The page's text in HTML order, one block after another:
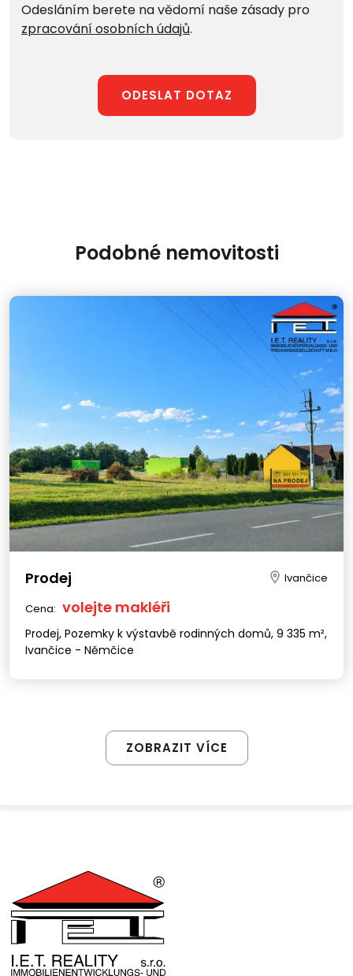
Odesláním berete na vědomí naše zásady pro
zpracování osobních údajů.
ODESLAT DOTAZ
Podobné nemovitosti
Prodej Ivančice
Cena: volejte makléři
Prodej, Pozemky k výstavbě rodinných domů, 9 335 m²,
Ivančice - Němčice
ZOBRAZIT VÍCE